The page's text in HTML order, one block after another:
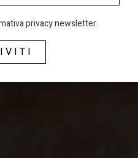
privacy newsletter